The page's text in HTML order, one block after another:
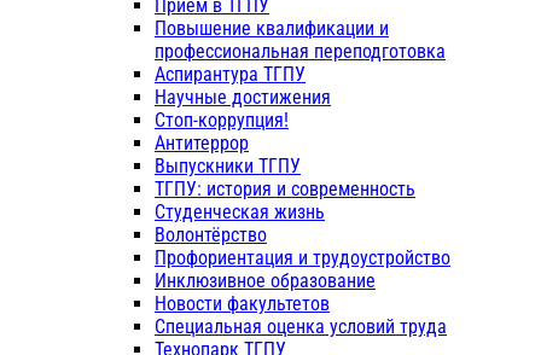
Прием в ТГПУ
Повышение квалификации и
профессиональная переподготовка
Аспирантура ТГПУ
Научные достижения
Стоп-коррупция!
Антитеррор
Выпускники ТГПУ
ТГПУ: история и современность
Студенческая жизнь
Волонтёрство
Профориентация и трудоустройство
Инклюзивное образование
Новости факультетов
Специальная оценка условий труда
Технопарк ТГПУ